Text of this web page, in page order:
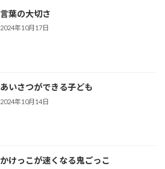
言葉の大切さ
2024年10月17日
あいさつができる子ども
2024年10月14日
かけっこが速くなる鬼ごっこ